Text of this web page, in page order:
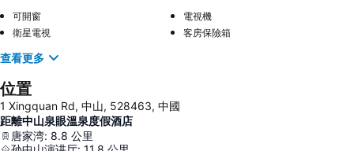
可開窗
電視機
衛星電視
客房保險箱
查看更多
位置
1 Xingquan Rd, 中山, 528463, 中國
距離中山泉眼溫泉度假酒店
唐家湾: 8.8 公里